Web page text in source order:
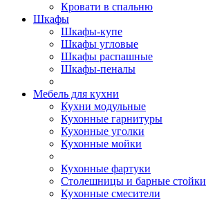
Кровати в спальню
Шкафы
Шкафы-купе
Шкафы угловые
Шкафы распашные
Шкафы-пеналы
Мебель для кухни
Кухни модульные
Кухонные гарнитуры
Кухонные уголки
Кухонные мойки
Кухонные фартуки
Столешницы и барные стойки
Кухонные смесители